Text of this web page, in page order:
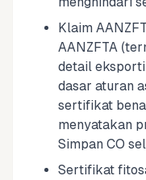
Klaim
AANZFTA
detail
dasar aturan
sertifikat
menyatakan
Simpan CO
Sertifikat